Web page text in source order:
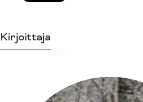
Kirjoittaja